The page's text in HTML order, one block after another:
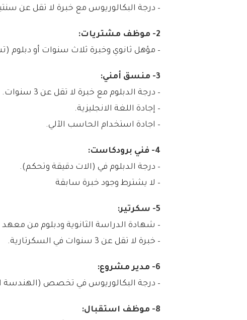
– درجة البكالوريوس مع خبرة لا تقل عن
2- موظف مشتريات:
– مؤهل ثانوي وخبرة ثلاث سنوات أو دبلوم
3- منسق أمني:
– درجة الدبلوم مع خبرة لا تقل عن 3 سنوات.
– إجادة اللغة الانجليزية.
– اجادة استخدام الحاسب الآلي.
4- فني برودكاست:
– درجة الدبلوم في (الات دقيقة وتحكم).
– لا يشترط وجود خبرة سابقة
5- سكرتير:
– شهادة الدراسة الثانوية ودبلوم من
– خبرة لا تقل عن 3 سنوات في السكرتارية.
6- مدير مشروع:
– درجة البكالوريوس في تخصص (الهندسة
8- موظف استقبال: